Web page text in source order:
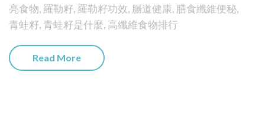
亮食物, 羅勒籽, 羅勒籽功效, 腸道健康, 膳食纖維便秘,
青蛙籽,青蛙籽是什麼, 高纖維食物排行
Read More